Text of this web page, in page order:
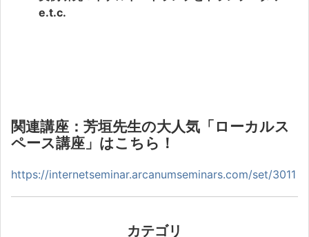
e.t.c.
関連講座：芳垣先生の大人気「ローカルス
ペース講座」はこちら！
https://internetseminar.arcanumseminars.com/set/3011
カテゴリ